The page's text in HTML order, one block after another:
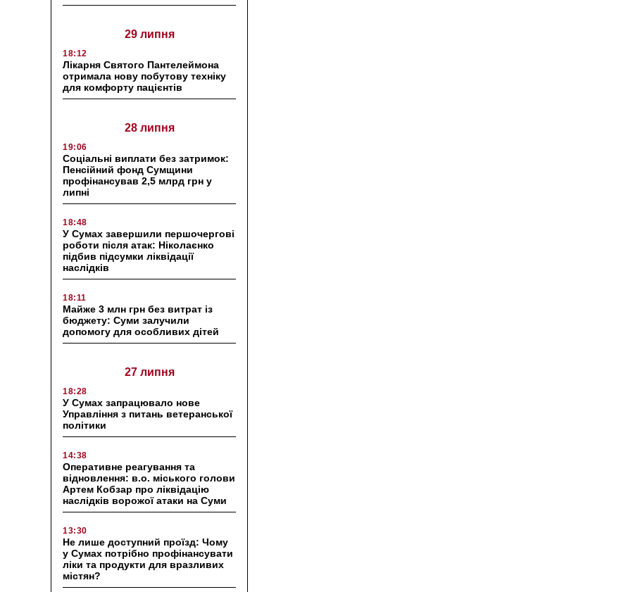
29 липня
18:12
Лікарня Святого Пантелеймона
отримала нову побутову техніку
для комфорту пацієнтів
28 липня
19:06
Соціальні виплати без затримок:
Пенсійний фонд Сумщини
профінансував 2,5 млрд грн у
липні
18:48
У Сумах завершили першочергові
роботи після атак: Ніколаєнко
підбив підсумки ліквідації
наслідків
18:11
Майже 3 млн грн без витрат із
бюджету: Суми залучили
допомогу для особливих дітей
27 липня
18:28
У Сумах запрацювало нове
Управління з питань ветеранської
політики
14:38
Оперативне реагування та
відновлення: в.о. міського голови
Артем Кобзар про ліквідацію
наслідків ворожої атаки на Суми
13:30
Не лише доступний проїзд: Чому
у Сумах потрібно профінансувати
ліки та продукти для вразливих
містян?